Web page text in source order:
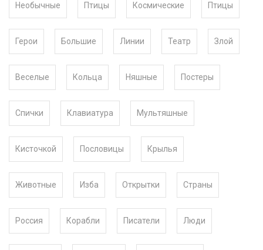
Необычные Птицы Космические Птицы
Герои Большие Линии Театр Злой
Веселые Кольца Няшные Постеры
Спички Клавиатура Мультяшные
Кисточкой Пословицы Крылья
Животные Изба Открытки Страны
Россия Корабли Писатели Люди